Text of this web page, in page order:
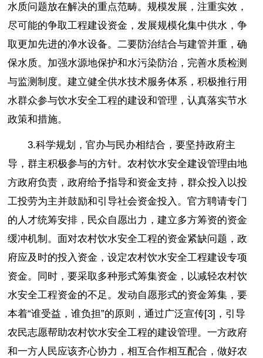
水质问题放在解决的重点范畴。规模发展，注重实效，
尽可能的争取工程建设资金，发展规模化集中供水，争
取更加先进的净水设备。二要防治结合与建管并重，确
保水质。加强水源地保护和水污染防治，完善水质检测
与监测制度。建立健全供水技术服务体系，积极推行用
水群众参与饮水安全工程的建设和管理，认真落实节水
政策和措施。
3.科学规划，官办与民办相结合，要坚持政府主
导，群主积极参与的方针。农村饮水安全建设管理由地
方政府负责，政府给予指导和资金支持，群众投入以投
工投劳为主并鼓励和引导社会资金投入。官方聘请专门
的人才统筹安排，民众自愿出力，建立多方筹资的资金
缓冲机制。面对农村饮水安全工程的资金紧缺问题，政
府应及时的投入资金，设定农村饮水安全工程建设专项
资金。同时，要采取多种形式筹集资金，以减轻农村饮
水安全工程资金的不足。发动自愿形式的资金筹集，要
本着“谁受益，谁负担”的原则，通过广泛宣传[3]，引导
农民志愿帮助农村饮水安全工程的建设管理。一方政府
和一方人民应该齐心协力，相互合作相互配合，做好农